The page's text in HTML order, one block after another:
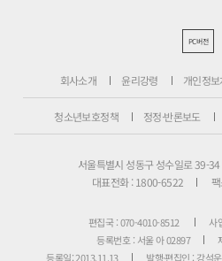
PC버전
회사소개 윤리강령 개인정
청소년보호정책 정정·반론보도
서울특별시 성동구 성수일로 39-
대표전화 : 1800-6522
편집국 : 070-4010-8512
사
등록번호 : 서울 아 02897
등록일: 2013.11.13
발행·편집인 : 강석운